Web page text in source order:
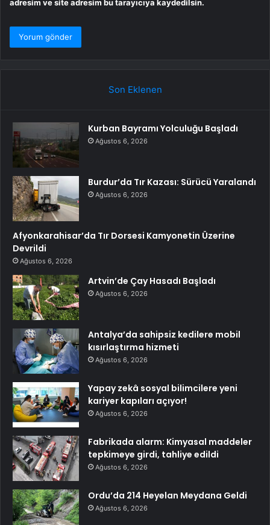
adresim ve site adresim bu tarayıcıya kaydedilsin.
Son Eklenen
Kurban Bayramı Yolculuğu Başladı
Ağustos 6, 2026
Burdur’da Tır Kazası: Sürücü Yaralandı
Ağustos 6, 2026
Afyonkarahisar’da Tır Dorsesi Kamyonetin Üzerine
Devrildi
Ağustos 6, 2026
Artvin’de Çay Hasadı Başladı
Ağustos 6, 2026
Antalya’da sahipsiz kedilere mobil
kısırlaştırma hizmeti
Ağustos 6, 2026
Yapay zekâ sosyal bilimcilere yeni
kariyer kapıları açıyor!
Ağustos 6, 2026
Fabrikada alarm: Kimyasal maddeler
tepkimeye girdi, tahliye edildi
Ağustos 6, 2026
Ordu’da 214 Heyelan Meydana Geldi
Ağustos 6, 2026